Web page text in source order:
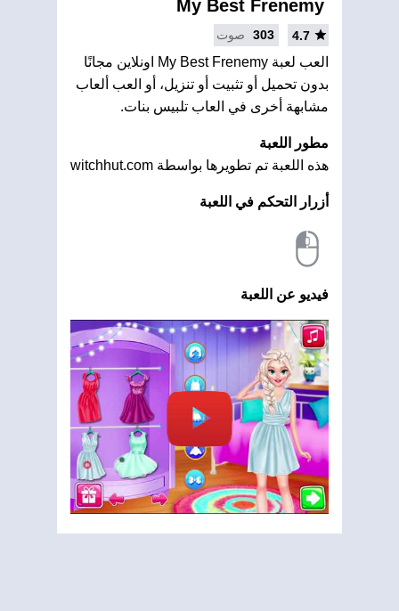
My Best Frenemy
4.7
303 صوت
العب لعبة My Best Frenemy اونلاين مجانًا
بدون تحميل أو تثبيت أو تنزيل، أو العب ألعاب
مشابهة أخرى في العاب تلبيس بنات.
مطور اللعبة
هذه اللعبة تم تطويرها بواسطة witchhut.com
أزرار التحكم في اللعبة
فيديو عن اللعبة